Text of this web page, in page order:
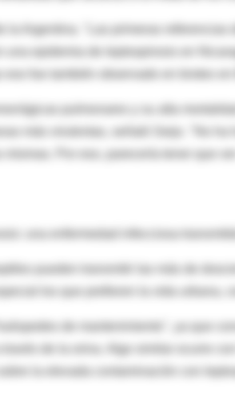
la Argentina. "Las primeras
una epidemia de leptospirosis en
eso fue también observado en brotes en
pulmonares y su alta
más virulentas, señaló Seijo. "No
de mantenimiento", ya que
de la orina. Algo similar ocurre